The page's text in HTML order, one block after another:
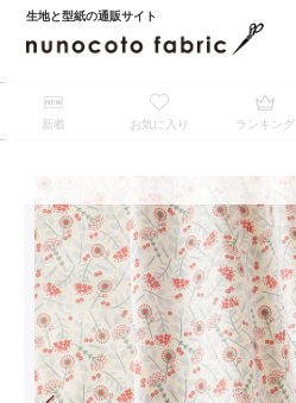
生地と型紙の通販サイト
新着 お気に入り ランキング